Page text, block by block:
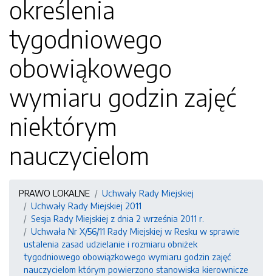
określenia
tygodniowego
obowiąkowego
wymiaru godzin zajęć
niektórym
nauczycielom
PRAWO LOKALNE
Uchwały Rady Miejskiej
Uchwały Rady Miejskiej 2011
Sesja Rady Miejskiej z dnia 2 września 2011 r.
Uchwała Nr X/56/11 Rady Miejskiej w Resku w sprawie
ustalenia zasad udzielanie i rozmiaru obniżek
tygodniowego obowiązkowego wymiaru godzin zajęć
nauczycielom którym powierzono stanowiska kierownicze